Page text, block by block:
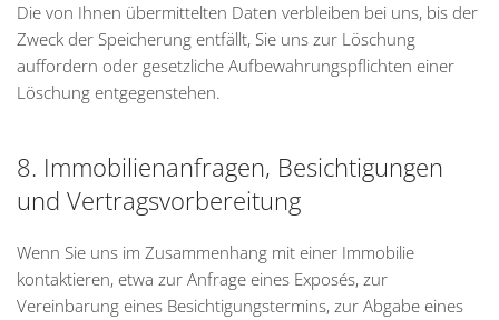
Die von Ihnen übermittelten Daten verbleiben bei uns, bis der
Zweck der Speicherung entfällt, Sie uns zur Löschung
auffordern oder gesetzliche Aufbewahrungspflichten einer
Löschung entgegenstehen.
8. Immobilienanfragen, Besichtigungen
und Vertragsvorbereitung
Wenn Sie uns im Zusammenhang mit einer Immobilie
kontaktieren, etwa zur Anfrage eines Exposés, zur
Vereinbarung eines Besichtigungstermins, zur Abgabe eines